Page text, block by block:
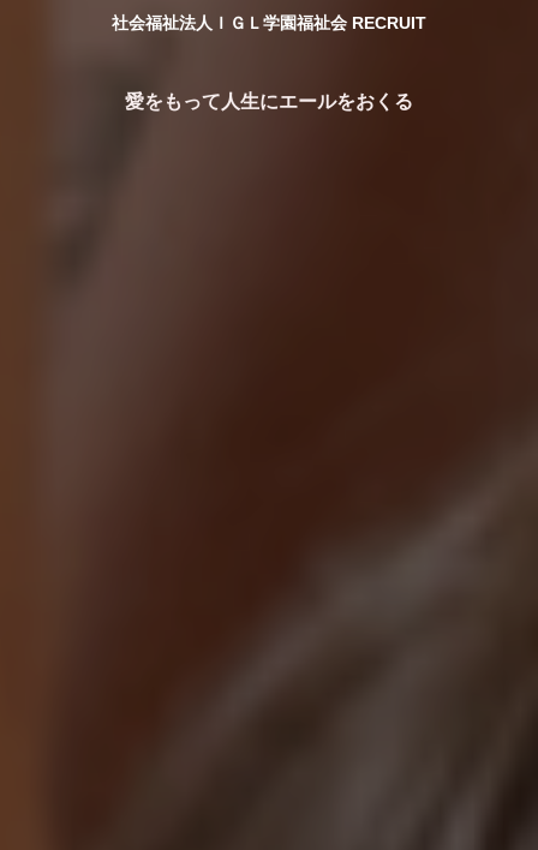
社会福祉法人ＩＧＬ学園福祉会 RECRUIT
愛をもって人生にエールをおくる